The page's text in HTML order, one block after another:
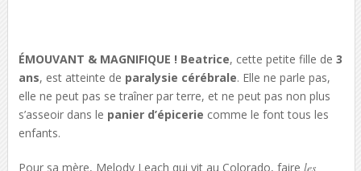
ÉMOUVANT & MAGNIFIQUE ! Beatrice, cette petite fille de 3
ans, est atteinte de paralysie cérébrale. Elle ne parle pas,
elle ne peut pas se traîner par terre, et ne peut pas non plus
s’asseoir dans le panier d’épicerie comme le font tous les
enfants.
Pour sa mère, Melody Leach qui vit au Colorado, faire les